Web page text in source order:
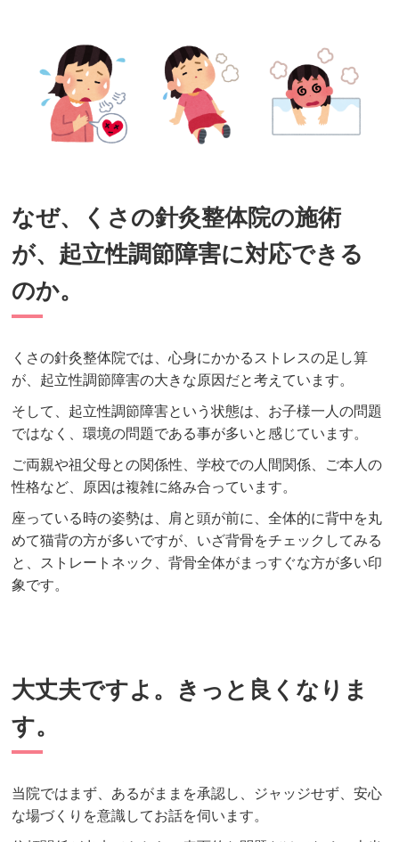
なぜ、くさの針灸整体院の施術
が、起立性調節障害に対応できる
のか。
くさの針灸整体院では、心身にかかるストレスの足し算
が、起立性調節障害の大きな原因だと考えています。
そして、起立性調節障害という状態は、お子様一人の問題
ではなく、環境の問題である事が多いと感じています。
ご両親や祖父母との関係性、学校での人間関係、ご本人の
性格など、原因は複雑に絡み合っています。
座っている時の姿勢は、肩と頭が前に、全体的に背中を丸
めて猫背の方が多いですが、いざ背骨をチェックしてみる
と、ストレートネック、背骨全体がまっすぐな方が多い印
象です。
大丈夫ですよ。きっと良くなりま
す。
当院ではまず、あるがままを承認し、ジャッジせず、安心
な場づくりを意識してお話を伺います。